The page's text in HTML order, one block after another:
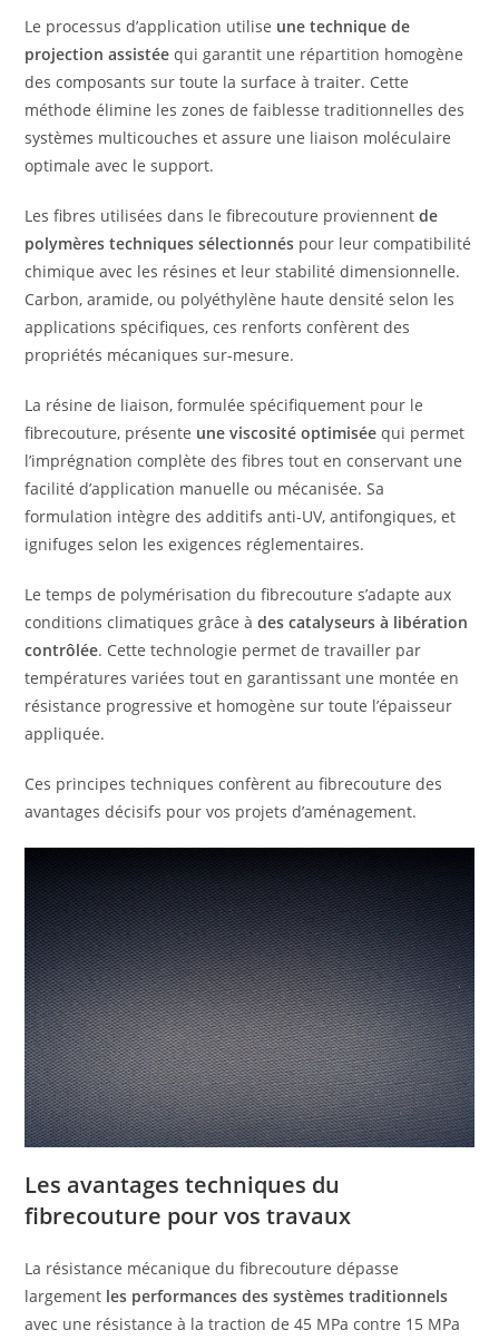
Le processus d’application utilise une technique de
projection assistée qui garantit une répartition homogène
des composants sur toute la surface à traiter. Cette
méthode élimine les zones de faiblesse traditionnelles des
systèmes multicouches et assure une liaison moléculaire
optimale avec le support.
Les fibres utilisées dans le fibrecouture proviennentde
polymères techniques sélectionnés pour leur compatibilité
chimique avec les résines et leur stabilité dimensionnelle.
Carbon, aramide, ou polyéthylène haute densité selon les
applications spécifiques, ces renforts confèrent des
propriétés mécaniques sur-mesure.
La résine de liaison, formulée spécifiquement pour le
fibrecouture, présente une viscosité optimisée qui permet
l’imprégnation complète des fibres tout en conservant une
facilité d’application manuelle ou mécanisée. Sa
formulation intègre des additifs anti-UV, antifongiques, et
ignifuges selon les exigences réglementaires.
Le temps de polymérisation du fibrecouture s’adapte aux
conditions climatiques grâce àdes catalyseurs à libération
contrôlée. Cette technologie permet de travailler par
températures variées tout en garantissant une montée en
résistance progressive et homogène sur toute l’épaisseur
appliquée.
Ces principes techniques confèrent au fibrecouture des
avantages décisifs pour vos projets d’aménagement.
Les avantages techniques du
fibrecouture pour vos travaux
La résistance mécanique du fibrecouture dépasse
largement les performances des systèmes traditionnels
avec une résistance à la traction de 45 MPa contre 15 MPa